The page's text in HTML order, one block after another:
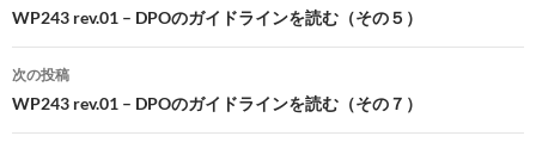
稿
ナ
ビ
ゲ
WP243 rev.01 – DPOのガイドラインを読む（その５）
次の投稿
WP243 rev.01 – DPOのガイドラインを読む（その７）